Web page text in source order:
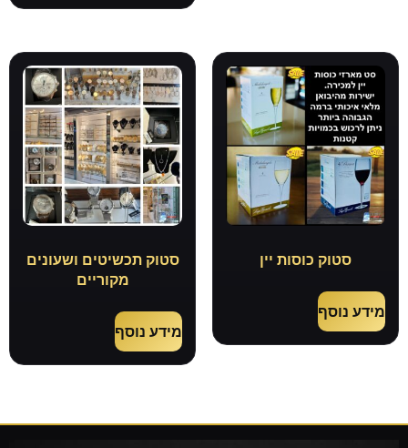
סטוק כוסות יין
מידע נוסף
סטוק תכשיטים ושעונים
מקוריים
מידע נוסף